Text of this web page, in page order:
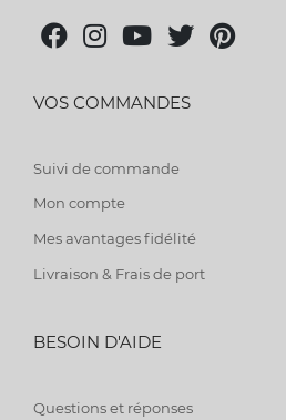
VOS COMMANDES
Suivi de commande
Mon compte
Mes avantages fidélité
Livraison & Frais de port
BESOIN D'AIDE
Questions et réponses